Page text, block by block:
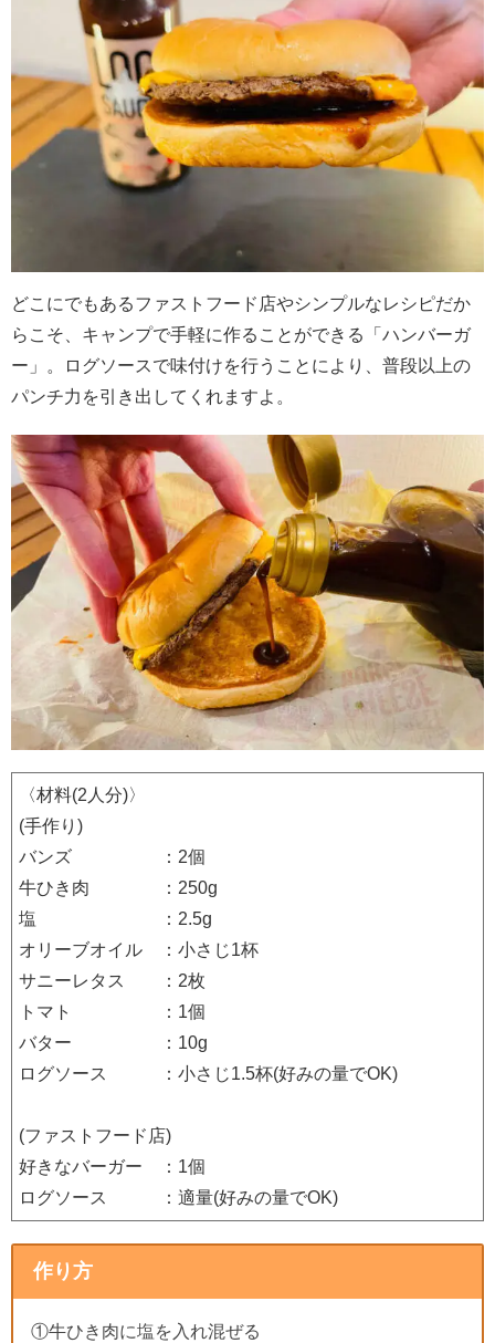
どこにでもあるファストフード店やシンプルなレシピだか
らこそ、キャンプで手軽に作ることができる「ハンバーガ
ー」。ログソースで味付けを行うことにより、普段以上の
パンチ力を引き出してくれますよ。
〈材料(2人分)〉
(手作り)
バンズ ：2個
牛ひき肉 ：250g
塩 ：2.5g
オリーブオイル ：小さじ1杯
サニーレタス ：2枚
トマト ：1個
バター ：10g
ログソース ：小さじ1.5杯(好みの量でOK)
(ファストフード店)
好きなバーガー ：1個
ログソース ：適量(好みの量でOK)
作り方
①牛ひき肉に塩を入れ混ぜる